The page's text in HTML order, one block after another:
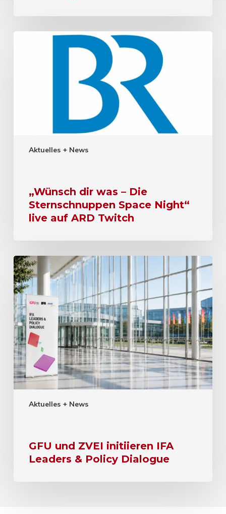
Aktuelles + News
„Wünsch dir was – Die
Sternschnuppen Space Night“
live auf ARD Twitch
Aktuelles + News
GFU und ZVEI initiieren IFA
Leaders & Policy Dialogue